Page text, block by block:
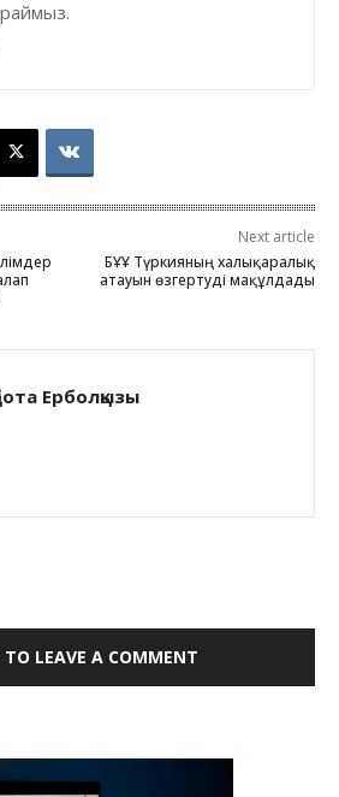
Next article
БҰҰ Түркияның халықаралық
атауын өзгертуді мақұлдады
Ерболқызы
TO LEAVE A COMMENT